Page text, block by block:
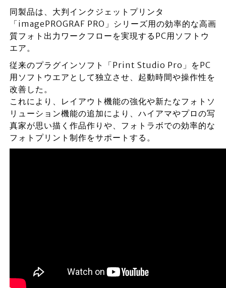
同製品は、大判インクジェットプリンタ
「imagePROGRAF PRO」シリーズ用の効率的な高画
質フォト出力ワークフローを実現するPC用ソフトウ
エア。
従来のプラグインソフト「Print Studio Pro」をPC
用ソフトウエアとして独立させ、起動時間や操作性を
改善した。
これにより、レイアウト機能の強化や新たなフォトソ
リューション機能の追加により、ハイアマやプロの写
真家が思い描く作品作りや、フォトラボでの効率的な
フォトプリント制作をサポートする。